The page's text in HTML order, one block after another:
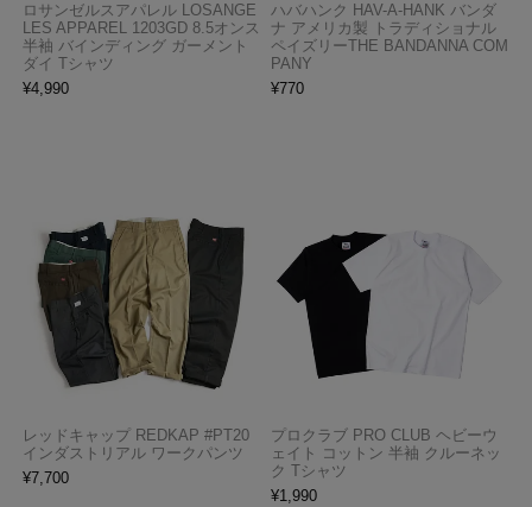
ロサンゼルスアパレル LOSANGE
LES APPAREL 1203GD 8.5オンス
半袖 バインディング ガーメント
ダイ Tシャツ
¥4,990
ハバハンク HAV-A-HANK バンダ
ナ アメリカ製 トラディショナル
ペイズリーTHE BANDANNA COM
PANY
¥770
レッドキャップ REDKAP #PT20
インダストリアル ワークパンツ
¥7,700
プロクラブ PRO CLUB ヘビーウ
ェイト コットン 半袖 クルーネッ
ク Tシャツ
¥1,990